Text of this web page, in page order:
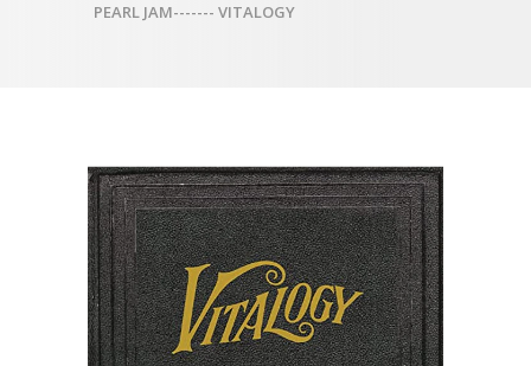
PEARL JAM------- VITALOGY